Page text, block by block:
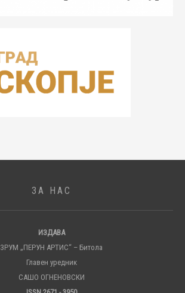
ЗА НАС
ИЗДАВА
ЗРУМ „ПЕРУН АРТИС“ – Битола
Главен уредник
САШО ОГНЕНОВСКИ